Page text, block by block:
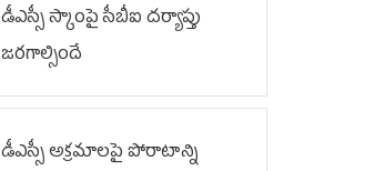
డీఎస్సీ స్కాంపై సీబీఐ దర్యాప్తు
జరగాల్సిందే
డీఎస్సీ అక్రమాలపై పోరాటాన్ని